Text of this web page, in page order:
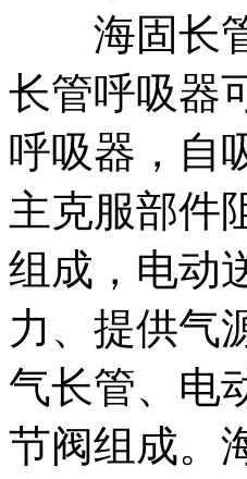
海固长管
长管呼吸器
呼吸器，自
主克服部件
组成，电动
力、提供气
气长管、电
节阀组成。